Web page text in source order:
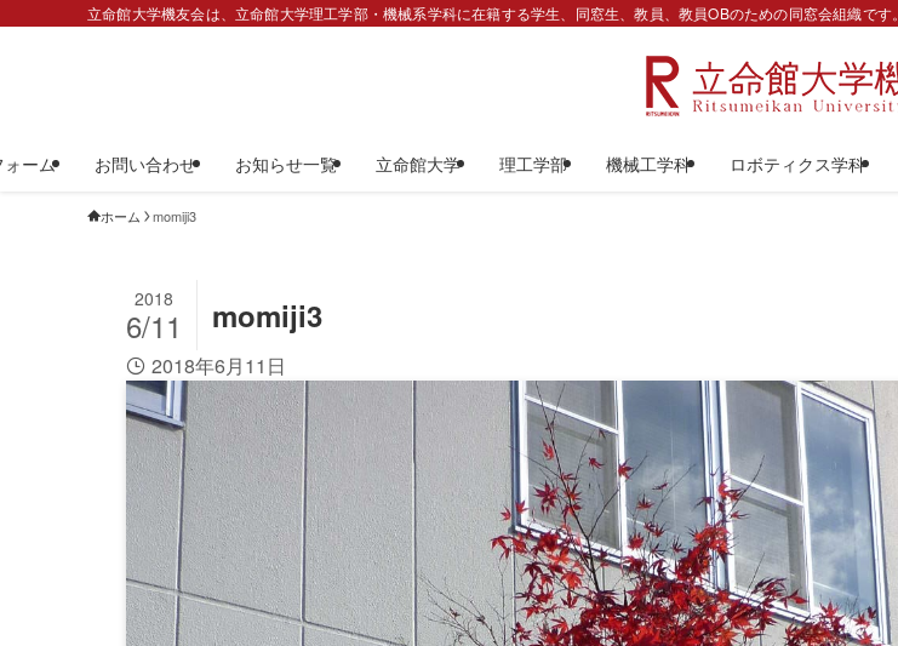
立命館大学機友会は、立命館大学理工学部・機械系学科に在籍する学生、同窓生、教員、教員OBのための同窓会組織です。
ーム お問い合わせ お知らせ一覧 立命館大学 理工学部 機械工学科 ロボティクス学科
ホーム momiji3
momiji3
2018
6/11
2018年6月11日